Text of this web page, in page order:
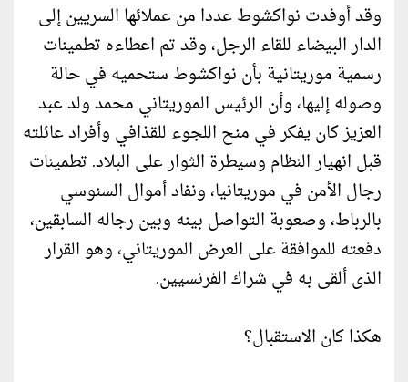
وقد أوفدت نواكشوط عددا من عملائها السريين إلى
الدار البيضاء للقاء الرجل، وقد تم اعطاءه تطمينات
رسمية موريتانية بأن نواكشوط ستحميه في حالة
وصوله إليها، وأن الرئيس الموريتاني محمد ولد عبد
العزيز كان يفكر في منح اللجوء للقذافي وأفراد عائلته
قبل انهيار النظام وسيطرة الثوار على البلاد. تطمينات
رجال الأمن في موريتانيا، ونفاد أموال السنوسي
بالرباط، وصعوبة التواصل بينه وبين رجاله السابقين،
دفعته للموافقة على العرض الموريتاني، وهو القرار
الذى ألقى به في شراك الفرنسيين.
هكذا كان الاستقبال؟